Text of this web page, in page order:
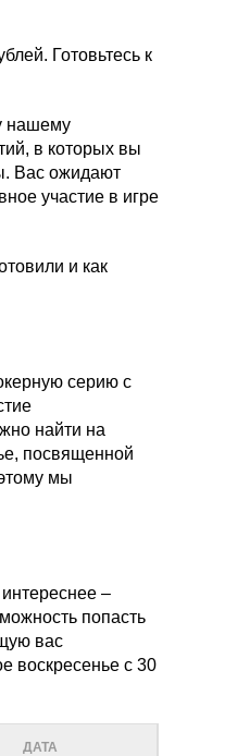
Готовьтесь к
нашему
в которых вы
Вас ожидают
участие в игре
и как
серию с
найти на
посвященной
мы
–
попасть
вас
воскресенье с 30
ДАТА